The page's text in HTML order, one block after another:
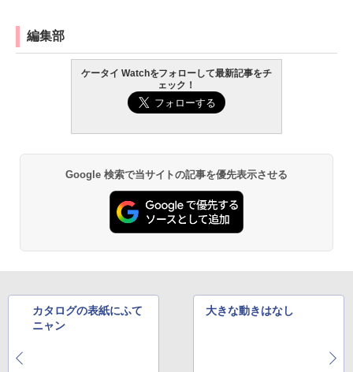
編集部
ケータイ Watchをフォローして最新記事をチ
ェック！
Google 検索で当サイトの記事を優先表示させる
カタログの表紙にふて
ニャン
大きな動きはなし